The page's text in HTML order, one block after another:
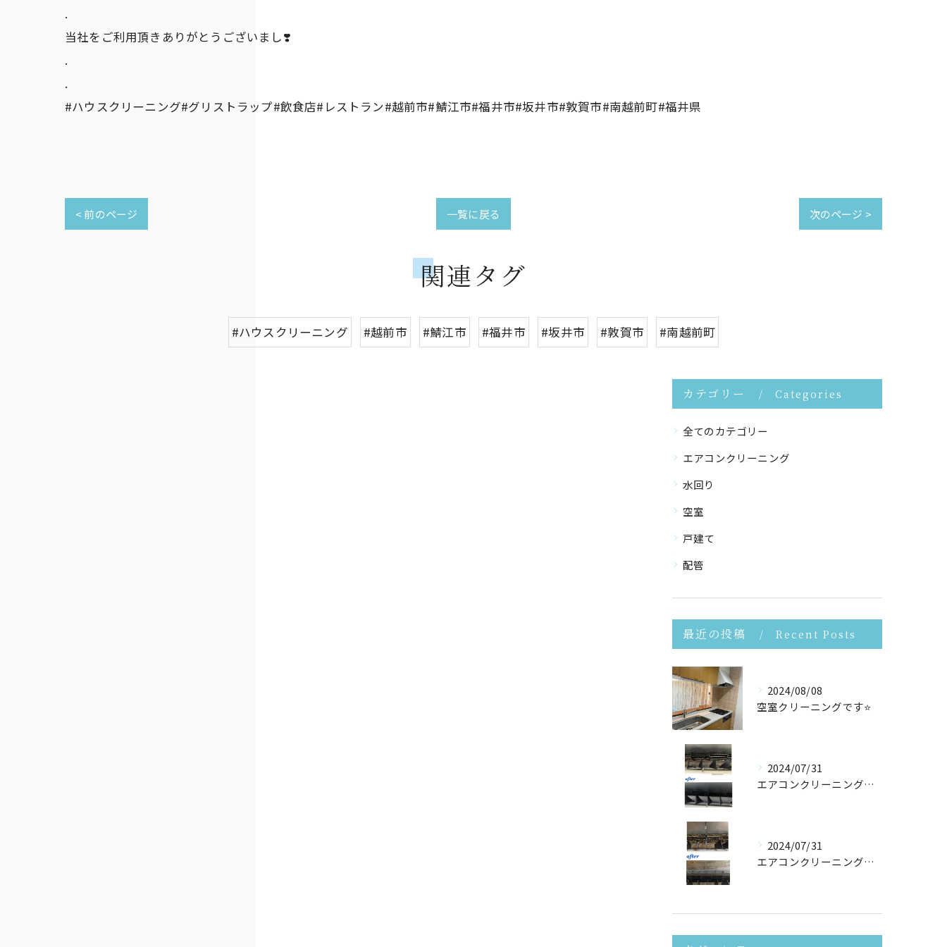
.
当社をご利用頂きありがとうございまし❣️
.
.
#ハウスクリーニング#グリストラップ#飲食店#レストラン#越前市#鯖江市#福井市#坂井市#敦賀市#南越前町#福井県
< 前のページ 一覧に戻る 次のページ >
関連タグ
#ハウスクリーニング #越前市 #鯖江市 #福井市 #坂井市 #敦賀市 #南越前町
カテゴリー Categories
全てのカテゴリー
エアコンクリーニング
水回り
空室
戸建て
配管
最近の投稿 Recent Posts
2024/08/08
空室クリーニングです⭐️
2024/07/31
エアコンクリーニングさせて頂きました！
2024/07/31
エアコンクリーニングたくさんご依頼頂いております！